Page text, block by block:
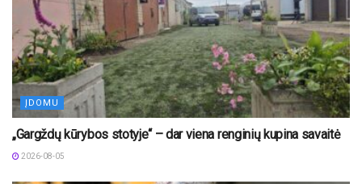
ĮDOMU
„Gargždų kūrybos stotyje“ – dar viena renginių kupina savaitė
2026-08-05